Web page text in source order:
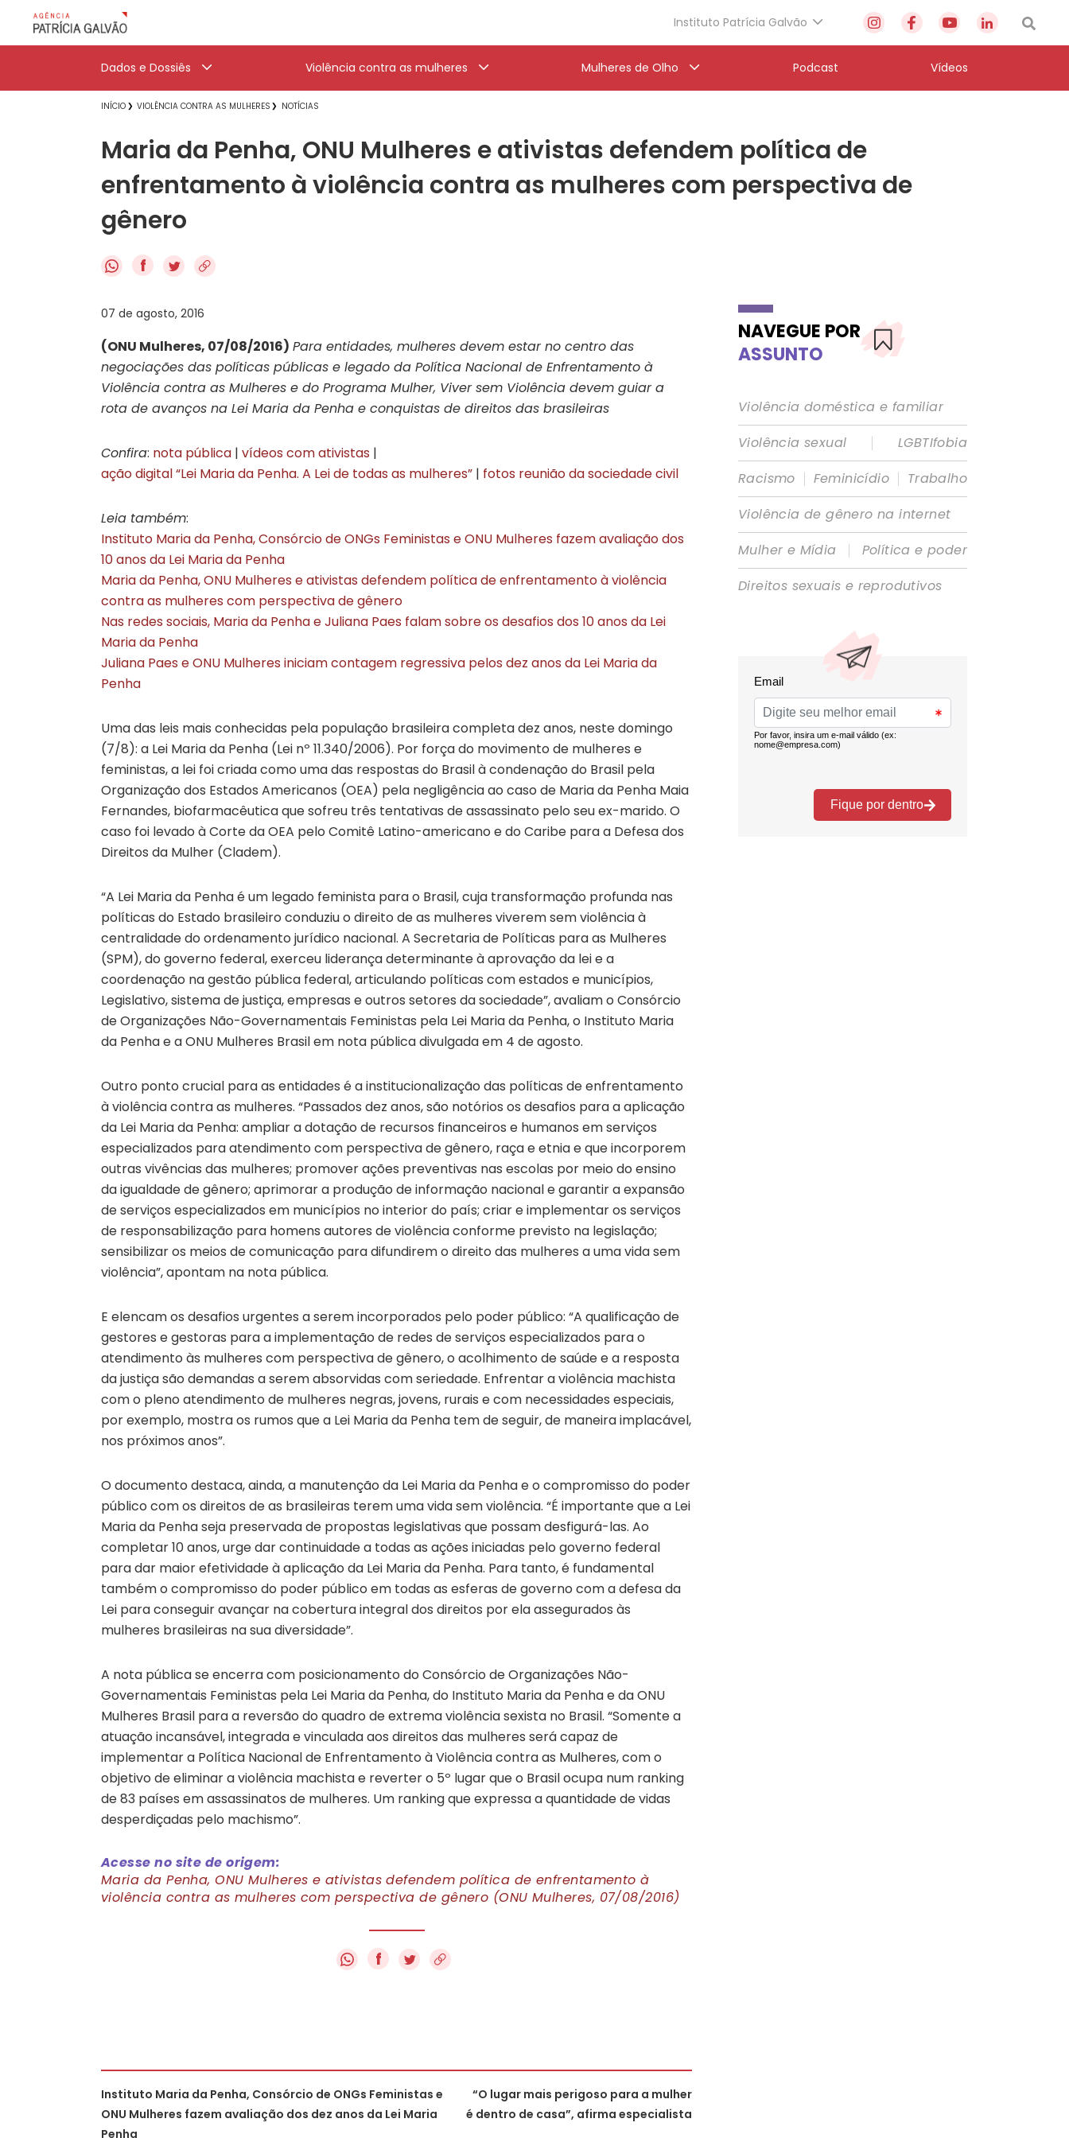
Instituto Patrícia Galvão
Dados e Dossiês Violência contra as mulheres Mulheres de Olho Podcast Vídeos
INÍCIO VIOLÊNCIA CONTRA AS MULHERES NOTÍCIAS
Maria da Penha, ONU Mulheres e ativistas defendem política de
enfrentamento à violência contra as mulheres com perspectiva de
gênero
f
07 de agosto, 2016
(ONU Mulheres, 07/08/2016) Para entidades, mulheres devem estar no centro das
negociações das políticas públicas e legado da Política Nacional de Enfrentamento à
Violência contra as Mulheres e do Programa Mulher, Viver sem Violência devem guiar a
rota de avanços na Lei Maria da Penha e conquistas de direitos das brasileiras
Confira: nota pública | vídeos com ativistas |
ação digital “Lei Maria da Penha. A Lei de todas as mulheres” | fotos reunião da sociedade civil
Leia também:
Instituto Maria da Penha, Consórcio de ONGs Feministas e ONU Mulheres fazem avaliação dos
10 anos da Lei Maria da Penha
Maria da Penha, ONU Mulheres e ativistas defendem política de enfrentamento à violência
contra as mulheres com perspectiva de gênero
Nas redes sociais, Maria da Penha e Juliana Paes falam sobre os desafios dos 10 anos da Lei
Maria da Penha
Juliana Paes e ONU Mulheres iniciam contagem regressiva pelos dez anos da Lei Maria da
Penha
Uma das leis mais conhecidas pela população brasileira completa dez anos, neste domingo
(7/8): a Lei Maria da Penha (Lei nº 11.340/2006). Por força do movimento de mulheres e
feministas, a lei foi criada como uma das respostas do Brasil à condenação do Brasil pela
Organização dos Estados Americanos (OEA) pela negligência ao caso de Maria da Penha Maia
Fernandes, biofarmacêutica que sofreu três tentativas de assassinato pelo seu ex-marido. O
caso foi levado à Corte da OEA pelo Comitê Latino-americano e do Caribe para a Defesa dos
Direitos da Mulher (Cladem).
“A Lei Maria da Penha é um legado feminista para o Brasil, cuja transformação profunda nas
políticas do Estado brasileiro conduziu o direito de as mulheres viverem sem violência à
centralidade do ordenamento jurídico nacional. A Secretaria de Políticas para as Mulheres
(SPM), do governo federal, exerceu liderança determinante à aprovação da lei e a
coordenação na gestão pública federal, articulando políticas com estados e municípios,
Legislativo, sistema de justiça, empresas e outros setores da sociedade”, avaliam o Consórcio
de Organizações Não-Governamentais Feministas pela Lei Maria da Penha, o Instituto Maria
da Penha e a ONU Mulheres Brasil em nota pública divulgada em 4 de agosto.
Outro ponto crucial para as entidades é a institucionalização das políticas de enfrentamento
à violência contra as mulheres. “Passados dez anos, são notórios os desafios para a aplicação
da Lei Maria da Penha: ampliar a dotação de recursos financeiros e humanos em serviços
especializados para atendimento com perspectiva de gênero, raça e etnia e que incorporem
outras vivências das mulheres; promover ações preventivas nas escolas por meio do ensino
da igualdade de gênero; aprimorar a produção de informação nacional e garantir a expansão
de serviços especializados em municípios no interior do país; criar e implementar os serviços
de responsabilização para homens autores de violência conforme previsto na legislação;
sensibilizar os meios de comunicação para difundirem o direito das mulheres a uma vida sem
violência”, apontam na nota pública.
E elencam os desafios urgentes a serem incorporados pelo poder público: “A qualificação de
gestores e gestoras para a implementação de redes de serviços especializados para o
atendimento às mulheres com perspectiva de gênero, o acolhimento de saúde e a resposta
da justiça são demandas a serem absorvidas com seriedade. Enfrentar a violência machista
com o pleno atendimento de mulheres negras, jovens, rurais e com necessidades especiais,
por exemplo, mostra os rumos que a Lei Maria da Penha tem de seguir, de maneira implacável,
nos próximos anos”.
O documento destaca, ainda, a manutenção da Lei Maria da Penha e o compromisso do poder
público com os direitos de as brasileiras terem uma vida sem violência. “É importante que a Lei
Maria da Penha seja preservada de propostas legislativas que possam desfigurá-las. Ao
completar 10 anos, urge dar continuidade a todas as ações iniciadas pelo governo federal
para dar maior efetividade à aplicação da Lei Maria da Penha. Para tanto, é fundamental
também o compromisso do poder público em todas as esferas de governo com a defesa da
Lei para conseguir avançar na cobertura integral dos direitos por ela assegurados às
mulheres brasileiras na sua diversidade”.
A nota pública se encerra com posicionamento do Consórcio de Organizações Não-
Governamentais Feministas pela Lei Maria da Penha, do Instituto Maria da Penha e da ONU
Mulheres Brasil para a reversão do quadro de extrema violência sexista no Brasil. “Somente a
atuação incansável, integrada e vinculada aos direitos das mulheres será capaz de
implementar a Política Nacional de Enfrentamento à Violência contra as Mulheres, com o
objetivo de eliminar a violência machista e reverter o 5º lugar que o Brasil ocupa num ranking
de 83 países em assassinatos de mulheres. Um ranking que expressa a quantidade de vidas
desperdiçadas pelo machismo”.
Acesse no site de origem:
Maria da Penha, ONU Mulheres e ativistas defendem política de enfrentamento à
violência contra as mulheres com perspectiva de gênero (ONU Mulheres, 07/08/2016)
f
Instituto Maria da Penha, Consórcio de ONGs Feministas e
ONU Mulheres fazem avaliação dos dez anos da Lei Maria
Penha
“O lugar mais perigoso para a mulher
é dentro de casa”, afirma especialista
NAVEGUE POR
ASSUNTO
Violência doméstica e familiar
Violência sexual
|
LGBTIfobia
Racismo | Feminicídio | Trabalho
Violência de gênero na internet
Mulher e Mídia
|
Política e poder
Direitos sexuais e reprodutivos